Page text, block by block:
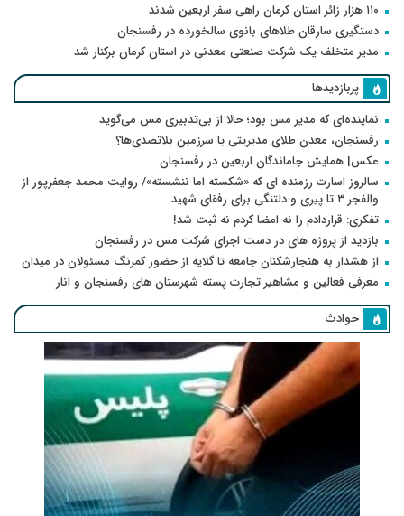
۱۱۰ هزار زائر استان کرمان راهی سفر اربعین شدند
دستگیری سارقان طلاهای بانوی سالخورده در رفسنجان
مدیر متخلف یک شرکت صنعتی معدنی در استان کرمان برکنار شد
پربازدیدها
نماینده‌ای که مدیر مس بود؛ حالا از بی‌تدبیری مس می‌گوید
رفسنجان، معدن طلای مدیریتی یا سرزمین بلاتصدی‌ها؟
عکس| همایش جاماندگان اربعین در رفسنجان
سالروز اسارت رزمنده ای که «شکسته اما ننشسته»/ روایت محمد جعفرپور از
والفجر ۳ تا پیری و دلتنگی برای رفقای شهید
تفکری: قراردادم را نه امضا کردم نه ثبت شد!
بازدید از پروژه های در دست اجرای شرکت مس در رفسنجان
از هشدار به هنجارشکنان جامعه تا گلایه از حضور کمرنگ مسئولان در میدان
معرفی فعالین و مشاهیر تجارت پسته شهرستان های رفسنجان و انار
حوادث